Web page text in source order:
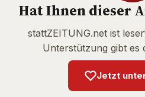
Hat Ihnen dieser
stattZEITUNG.net ist
Unterstützung gibt es
Jetzt